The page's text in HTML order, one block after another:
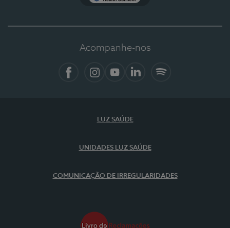
Acompanhe-nos
LUZ SAÚDE
UNIDADES LUZ SAÚDE
COMUNICAÇÃO DE IRREGULARIDADES